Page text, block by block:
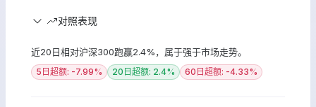
对照表现
近20日相对沪深300跑赢2.4%，属于强于市场走势。
5日超额: -7.99% 20日超额: 2.4% 60日超额: -4.33%